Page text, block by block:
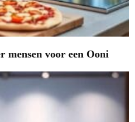
mensen voor een Ooni